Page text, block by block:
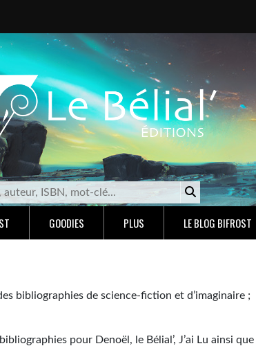
GOODIES PLUS LE BLOG BIFROST
bibliographies de science-fiction et d’imaginaire ;
pour Denoël, le Bélial’, J’ai Lu ainsi que